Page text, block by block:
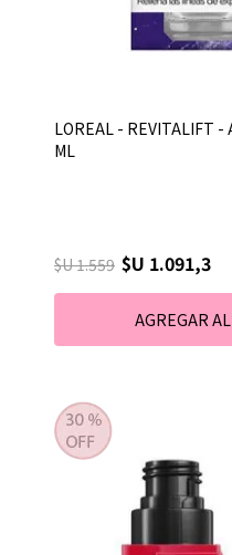
LOREAL - REVITALIFT -
ML
$U 1.559 $U 1.091,3